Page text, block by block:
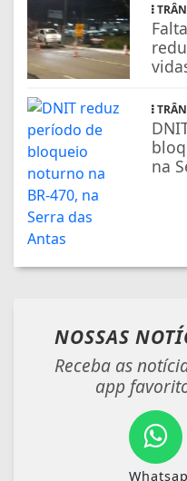
na
NOSSAS
Receba as
app